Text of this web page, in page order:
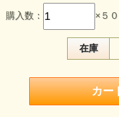
この生地のおすすめポイン
・グレイを中心に紺と黒を
調ボーダーです。
・鹿の子編みの細かな凹
・杢目調の糸による濃淡
・ヨコ方向に伸び、Tシャ
使いやすい素材です。
・190cmの広幅で、大人
てやすい生地です。
購入数： ×５
在庫